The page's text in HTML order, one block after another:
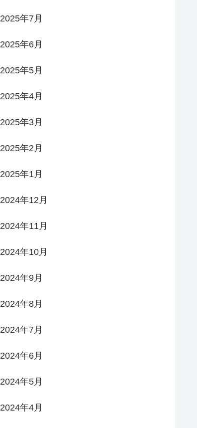
2025年7月
2025年6月
2025年5月
2025年4月
2025年3月
2025年2月
2025年1月
2024年12月
2024年11月
2024年10月
2024年9月
2024年8月
2024年7月
2024年6月
2024年5月
2024年4月